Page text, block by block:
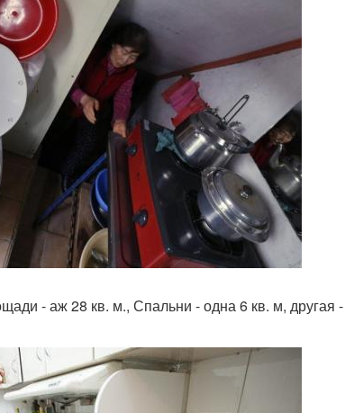
- аж 28 кв. м., Спальни - одна 6 кв. м, другая